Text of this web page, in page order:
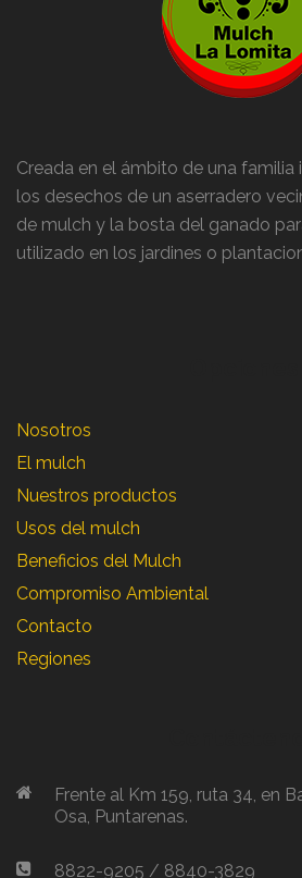
Creada en el ámbito de una familia
los desechos de un aserradero
de mulch y la bosta del ganado
utilizado en los jardines o
Nosotros
El mulch
Nuestros productos
Usos del mulch
Beneficios del Mulch
Compromiso Ambiental
Contacto
Regiones
Frente al Km 159, ruta 34, en
Osa, Puntarenas.
8822-9205 / 8840-3829